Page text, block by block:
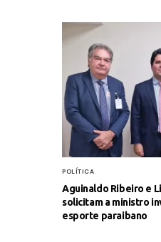
POLÍTICA
Aguinaldo Ribeiro e
solicitam a ministro
esporte paraibano